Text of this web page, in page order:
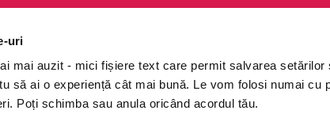
uri
mai auzit - mici fișiere text care permit salvarea setărilor
să ai o experiență cât mai bună. Le vom folosi numai cu
Poți schimba sau anula oricând acordul tău.